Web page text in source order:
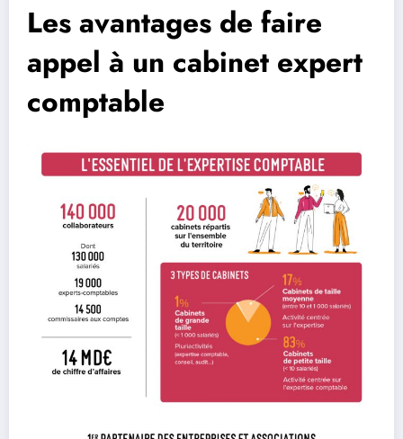
Les avantages de faire
appel à un cabinet expert
comptable